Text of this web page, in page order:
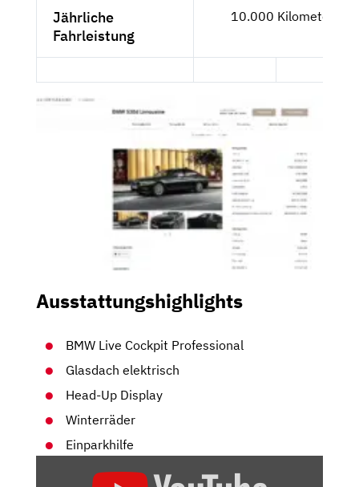
Jährliche
Fahrleistung
10.000 Kilometer
Ausstattungshighlights
BMW Live Cockpit Professional
Glasdach elektrisch
Head-Up Display
Winterräder
Einparkhilfe